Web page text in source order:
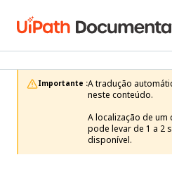
Importante :A tradução
neste conteúdo.
A localização de
pode levar de 1 a 2
disponível.